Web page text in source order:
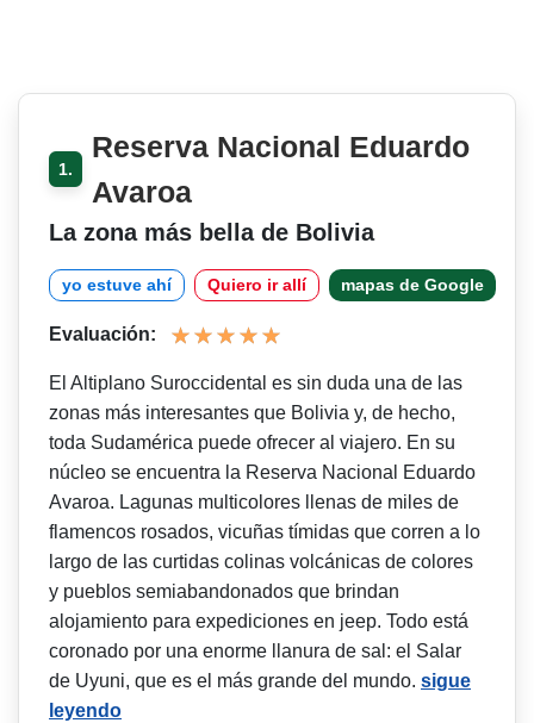
1.
Reserva Nacional Eduardo
Avaroa
La zona más bella de Bolivia
yo estuve ahí Quiero ir allí mapas de Google
Evaluación:
El Altiplano Suroccidental es sin duda una de las
zonas más interesantes que Bolivia y, de hecho,
toda Sudamérica puede ofrecer al viajero. En su
núcleo se encuentra la Reserva Nacional Eduardo
Avaroa. Lagunas multicolores llenas de miles de
flamencos rosados, vicuñas tímidas que corren a lo
largo de las curtidas colinas volcánicas de colores
y pueblos semiabandonados que brindan
alojamiento para expediciones en jeep. Todo está
coronado por una enorme llanura de sal: el Salar
de Uyuni, que es el más grande del mundo. sigue
leyendo